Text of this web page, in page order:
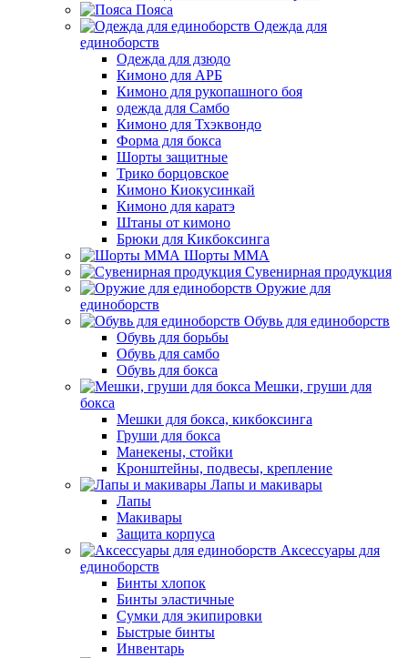
Пояса
Одежда для
единоборств
Одежда для дзюдо
Кимоно для АРБ
Кимоно для рукопашного боя
одежда для Самбо
Кимоно для Тхэквондо
Форма для бокса
Шорты защитные
Трико борцовское
Кимоно Киокусинкай
Кимоно для каратэ
Штаны от кимоно
Брюки для Кикбоксинга
Шорты ММА
Сувенирная продукция
Оружие для
единоборств
Обувь для единоборств
Обувь для борьбы
Обувь для самбо
Обувь для бокса
Мешки, груши для
бокса
Мешки для бокса, кикбоксинга
Груши для бокса
Манекены, стойки
Кронштейны, подвесы, крепление
Лапы и макивары
Лапы
Макивары
Защита корпуса
Аксессуары для
единоборств
Бинты хлопок
Бинты эластичные
Сумки для экипировки
Быстрые бинты
Инвентарь